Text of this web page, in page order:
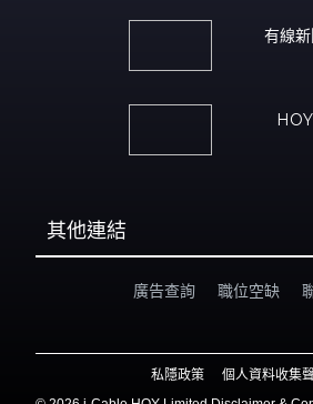
有線新
HOY
其他連結
廣告查詢 職位空缺
私隱政策
個人資料收集